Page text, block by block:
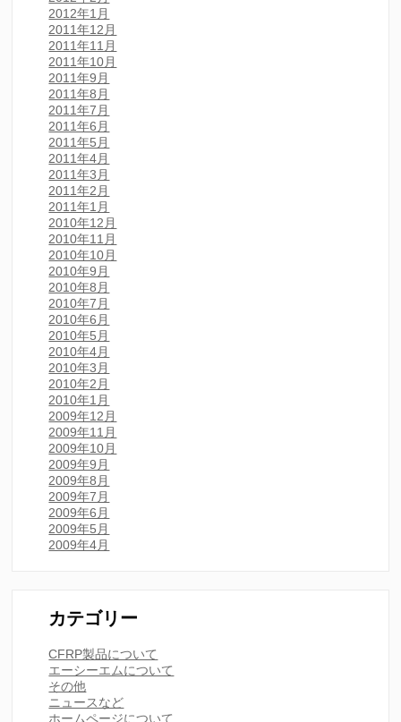
2012年1月
2011年12月
2011年11月
2011年10月
2011年9月
2011年8月
2011年7月
2011年6月
2011年5月
2011年4月
2011年3月
2011年2月
2011年1月
2010年12月
2010年11月
2010年10月
2010年9月
2010年8月
2010年7月
2010年6月
2010年5月
2010年4月
2010年3月
2010年2月
2010年1月
2009年12月
2009年11月
2009年10月
2009年9月
2009年8月
2009年7月
2009年6月
2009年5月
2009年4月
カテゴリー
CFRP製品について
エーシーエムについて
その他
ニュースなど
ホームページについて